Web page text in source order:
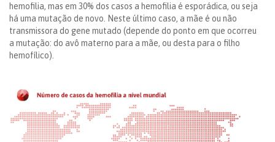
hemofilia, mas em 30% dos casos a hemofilia é esporádica, ou seja
há uma mutação de novo. Neste último caso, a mãe é ou não
transmissora do gene mutado (depende do ponto em que ocorreu
a mutação: do avô materno para a mãe, ou desta para o filho
hemofílico).